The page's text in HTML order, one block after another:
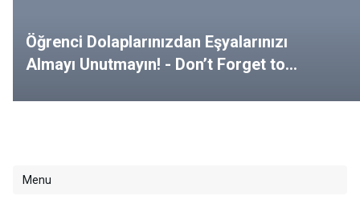
Öğrenci Dolaplarınızdan Eşyalarınızı
Almayı Unutmayın! - Don’t Forget to
Menu